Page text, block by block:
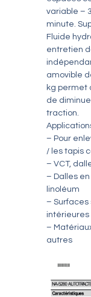
variable –
minute.
Fluide
entretien
amovible
kg permet
de
traction.
– Pour
/ les tapis
– VCT,
– Dalles
linoléum
– Surfaces
–
autres